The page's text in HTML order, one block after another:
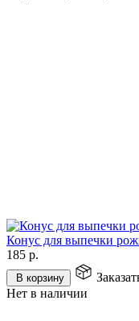
Конус для выпечки
185 р.
В корзину
Нет в наличии